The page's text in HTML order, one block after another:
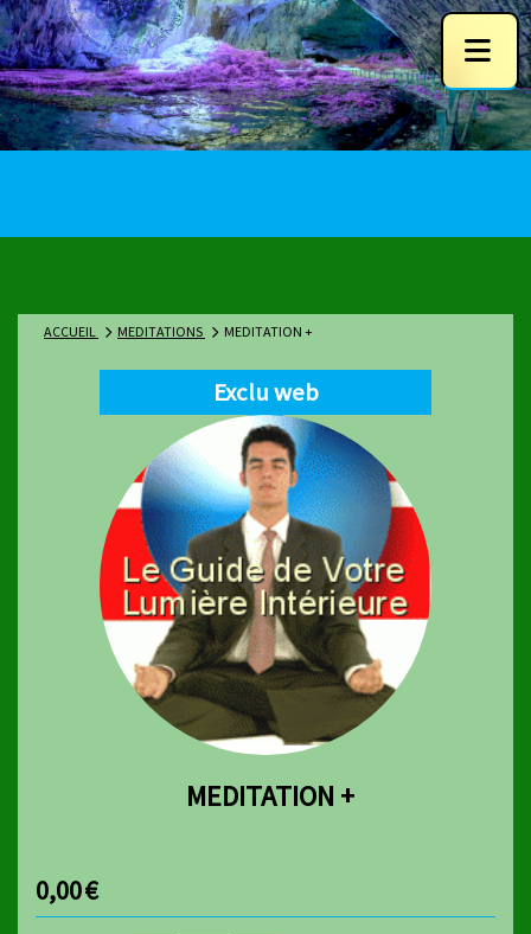
ACCUEIL MEDITATIONS MEDITATION +
Exclu web
MEDITATION +
0,00€